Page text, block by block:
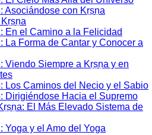
Asociándose con Kṛṣṇa
En el Camino a la Felicidad
La Forma de Cantar y Conocer a
Viendo Siempre a Kṛṣṇa y en
Los Caminos del Necio y el Sabio
Dirigiéndose Hacia el Supremo
El Más Elevado Sistema de
Yoga y el Amo del Yoga